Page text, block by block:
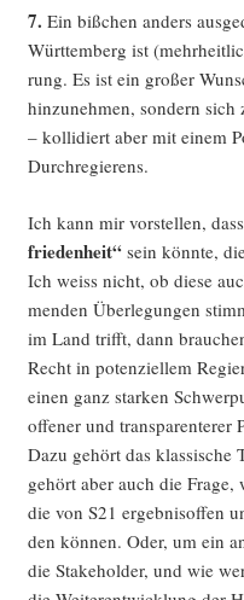
7. Ein biß­chen anders
Würt­tem­berg ist
rung. Es ist ein gro­ßer
hin­zu­neh­men, son­dern
– kol­li­diert aber mit einem
Durchregierens.
Ich kann mir vor­stel­len,
frie­den­heit“sein könn­te,
Ich weiss nicht, ob die­se
men­den Über­le­gun­gen
im Land trifft, dann
Recht in poten­zi­el­lem
einen ganz star­ken
offe­ner und trans­pa­ren­te­rer
Dazu gehört das klas­si­sche
gehört aber auch die
die von S21 ergeb­nis­of­fen
den kön­nen. Oder, um ein
die Stake­hol­der, und wie